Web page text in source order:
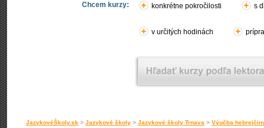
Chcem kurzy: konkrétne pokročilosti s
v určitých hodinách
JazykovéŠkoly.sk > Jazykové školy > Jazykové školy Trnava > Výučba